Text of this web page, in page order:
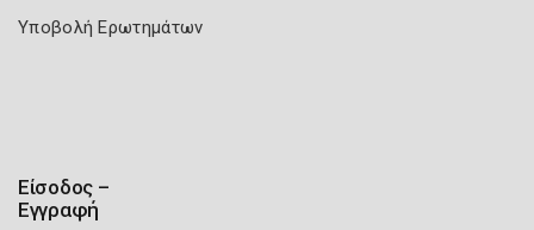
Υποβολή Ερωτημάτων
Είσοδος –
Εγγραφή